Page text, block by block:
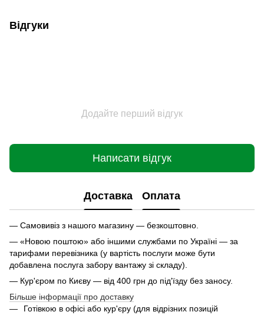
Відгуки
Додайте перший відгук
Написати відгук
Доставка Оплата
— Самовивіз з нашого магазину — безкоштовно.
— «Новою поштою» або іншими службами по Україні — за
тарифами перевізника (у вартість послуги може бути
добавлена послуга забору вантажу зі складу).
— Кур'єром по Києву — від 400 грн до під'їзду без заносу.
Більше інформації про доставку
Готівкою в офісі або кур'єру (для відрізних позицій